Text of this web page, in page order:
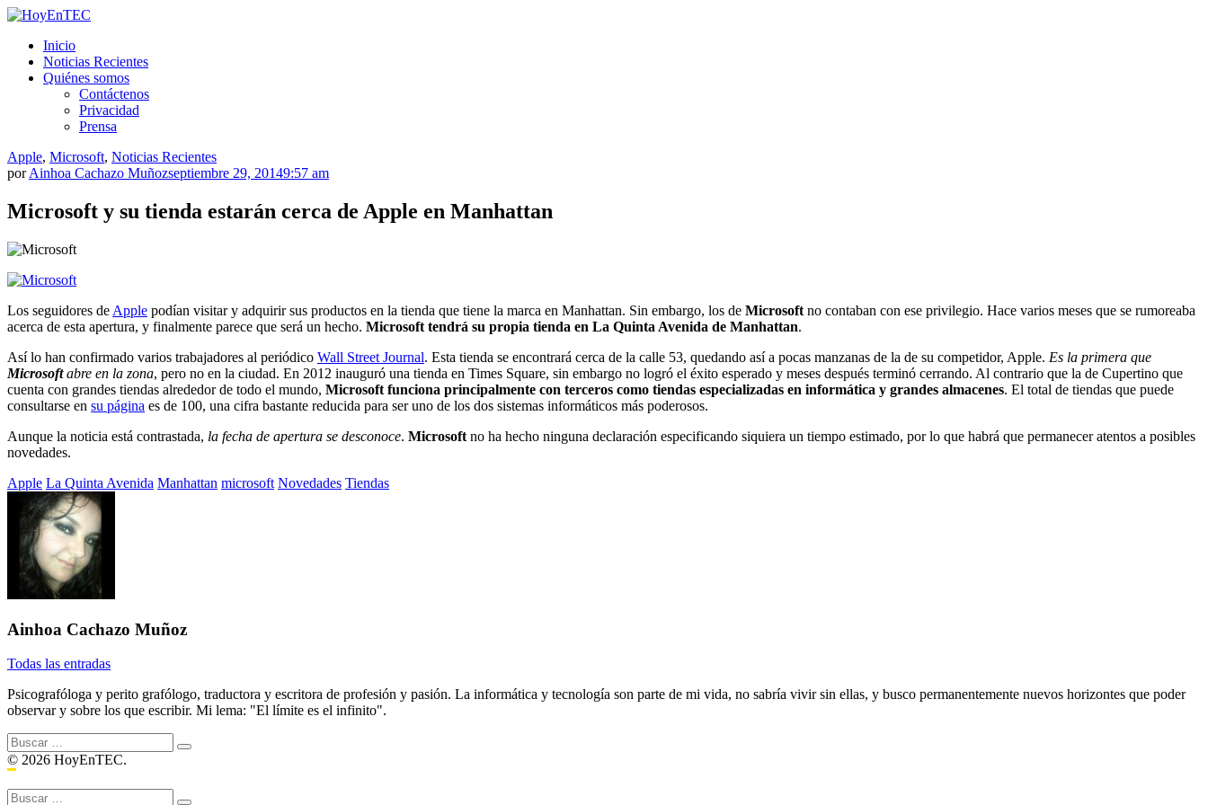
Saltar
contenido.
Inicio
Noticias Recientes
Quiénes somos
Contáctenos
Privacidad
Prensa
Apple, Microsoft, Noticias Recientes
porAinhoa Cachazo Muñozseptiembre 29, 20149:57 am
Microsoft y su tienda estarán cerca de Apple en Manhattan
Los seguidores de Apple podían visitar y adquirir sus productos en la tienda que tiene la marca en Manhattan. Sin embargo, los de Microsoft no contaban con ese privilegio. Hace varios meses que se rumoreaba
acerca de esta apertura, y finalmente parece que será un hecho. Microsoft tendrá su propia tienda en La Quinta Avenida de Manhattan.
Así lo han confirmado varios trabajadores al periódico Wall Street Journal. Esta tienda se encontrará cerca de la calle 53, quedando así a pocas manzanas de la de su competidor, Apple. Es la primera que
Microsoftabre en la zona, pero no en la ciudad. En 2012 inauguró una tienda en Times Square, sin embargo no logró el éxito esperado y meses después terminó cerrando. Al contrario que la de Cupertino que
cuenta con grandes tiendas alrededor de todo el mundo, Microsoft funciona principalmente con terceros como tiendas especializadas en informática y grandes almacenes. El total de tiendas que puede
consultarse en su página es de 100, una cifra bastante reducida para ser uno de los dos sistemas informáticos más poderosos.
Aunque la noticia está contrastada, la fecha de apertura se desconoce. Microsoft no ha hecho ninguna declaración especificando siquiera un tiempo estimado, por lo que habrá que permanecer atentos a posibles
novedades.
Etiquetado
con:
Apple La Quinta Avenida Manhattan microsoft Novedades Tiendas
Ainhoa Cachazo Muñoz
Todas las entradas
Psicografóloga y perito grafólogo, traductora y escritora de profesión y pasión. La informática y tecnología son parte de mi vida, no sabría vivir sin ellas, y busco permanentemente nuevos horizontes que poder
observar y sobre los que escribir. Mi lema: "El límite es el infinito".
Buscar:
© 2026 HoyEnTEC.
Buscar: